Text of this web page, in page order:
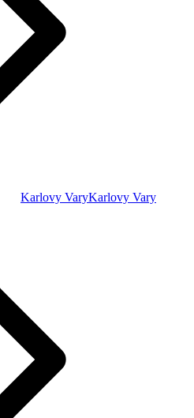
Karlovy VaryKarlovy Vary